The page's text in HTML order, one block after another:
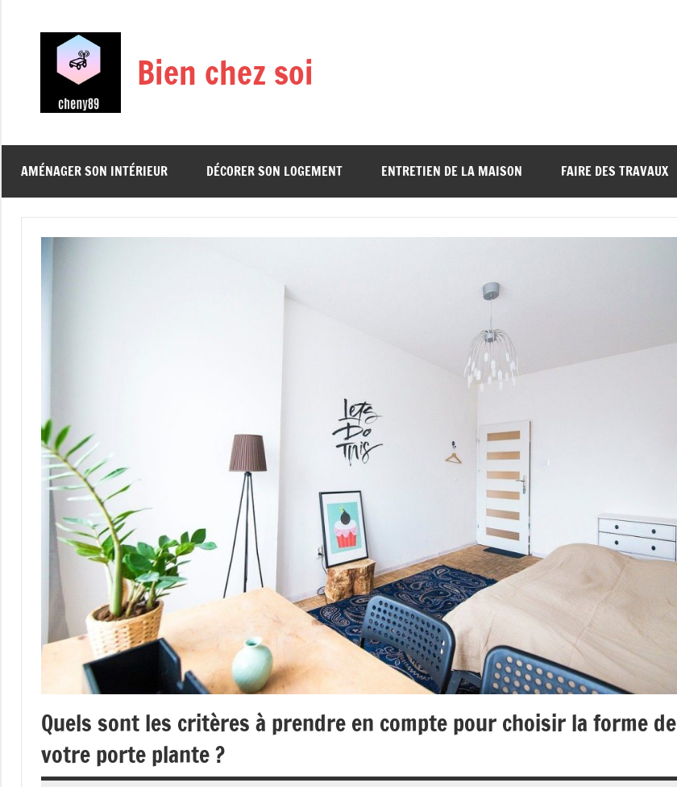
Bien chez soi
AMÉNAGER SON INTÉRIEUR DÉCORER SON LOGEMENT ENTRETIEN DE LA MAISON FAIRE DES TRAVAUX
Quels sont les critères à prendre en compte pour choisir la forme de
votre porte plante ?